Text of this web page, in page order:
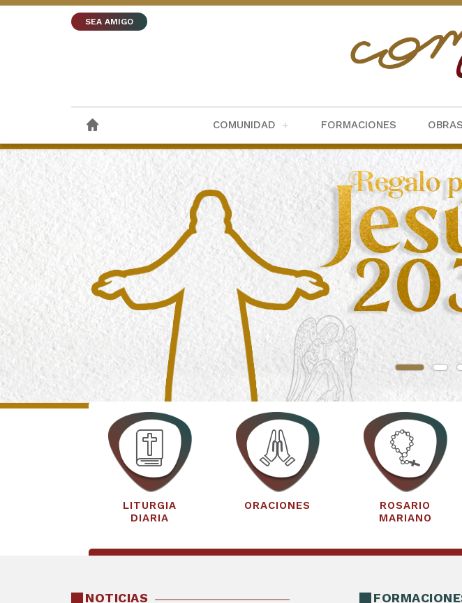
SEA AMIGO
COMUNIDAD FORMACIONES
LITURGIA
DIARIA
ORACIONES
ROSARIO
MARIANO
NOTICIAS